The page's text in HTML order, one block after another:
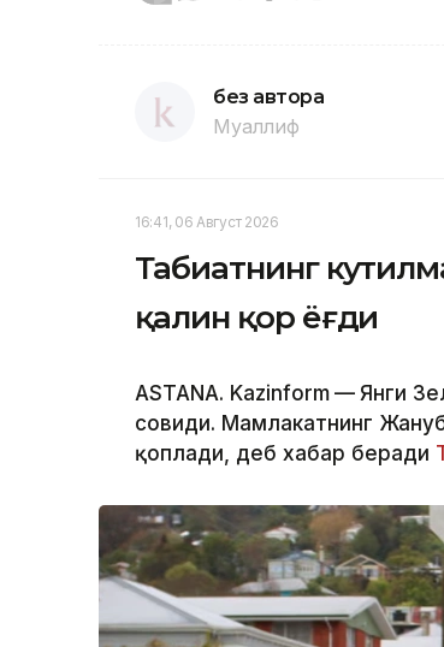
без автора
Муаллиф
16:41, 06 Август 2026
Табиатнинг
қалин қор ёғди
ASTANA. Kazinform — Янги
совиди. Мамлакатнинг
қоплади, деб хабар беради